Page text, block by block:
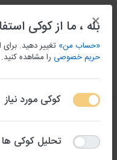
منو ورود/ثبت نام
بانک شماره
1-11از11
×
بله ، ما از کوکی
«حساب من» تغییر دهید.
حریم خصوصی را مشاهده کنید.
کوکی مورد نیاز
تحلیل کوکی ها